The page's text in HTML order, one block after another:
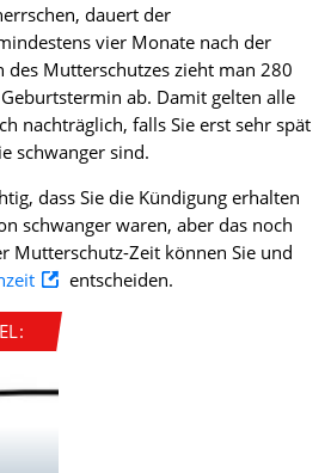
dauert der
vier Monate nach der
des Mutterschutzes zieht man 280
ab. Damit gelten alle
nachträglich, falls Sie erst sehr spät
schwanger sind.
dass Sie die Kündigung erhalten
schwanger waren, aber das noch
Mutterschutz-Zeit können Sie und
entscheiden.